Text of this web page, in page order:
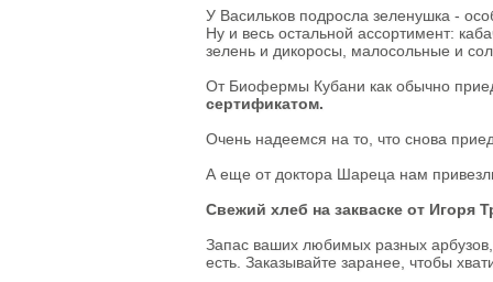
Гусь
Говядина
Свинина
Баранина
Крольчатина
Биточки
Котлеты
Купаты и колбаски
У Васильков подросла зеленушка -
Ну и весь остальной ассортимент:
зелень и дикоросы, малосольные и
От Биофермы Кубани как обычно
сертификатом.
Очень надеемся на то, что снова
А еще от доктора Шареца нам
Свежий хлеб на закваске от Игоря
Запас ваших любимых разных
есть. Заказывайте заранее, чтобы